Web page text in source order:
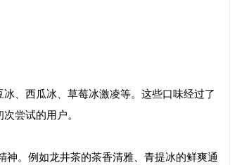
、西瓜冰、草莓冰激凌等。这些口味经过了
尝试的用户。
。例如龙井茶的茶香清雅、青提冰的鲜爽通